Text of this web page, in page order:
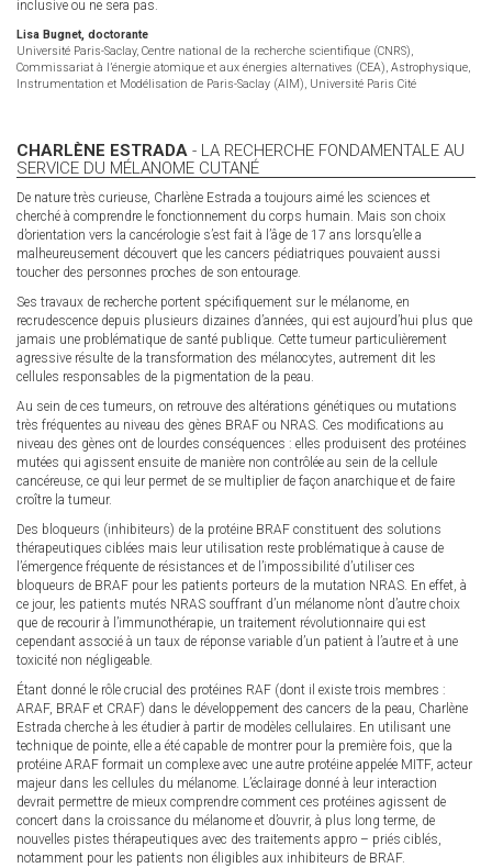
inclusive ou ne sera pas.
Lisa Bugnet, doctorante
Université Paris-Saclay, Centre national de la recherche scientifique (CNRS),
Commissariat à l’énergie atomique et aux énergies alternatives (CEA), Astrophysique,
Instrumentation et Modélisation de Paris-Saclay (AIM), Université Paris Cité
CHARLÈNE ESTRADA - LA RECHERCHE FONDAMENTALE AU
SERVICE DU MÉLANOME CUTANÉ
De nature très curieuse, Charlène Estrada a toujours aimé les sciences et
cherché à comprendre le fonctionnement du corps humain. Mais son choix
d’orientation vers la cancérologie s’est fait à l’âge de 17 ans lorsqu’elle a
malheureusement découvert que les cancers pédiatriques pouvaient aussi
toucher des personnes proches de son entourage.
Ses travaux de recherche portent spécifiquement sur le mélanome, en
recrudescence depuis plusieurs dizaines d’années, qui est aujourd’hui plus que
jamais une problématique de santé publique. Cette tumeur particulièrement
agressive résulte de la transformation des mélanocytes, autrement dit les
cellules responsables de la pigmentation de la peau.
Au sein de ces tumeurs, on retrouve des altérations génétiques ou mutations
très fréquentes au niveau des gènes BRAF ou NRAS. Ces modifications au
niveau des gènes ont de lourdes conséquences : elles produisent des protéines
mutées qui agissent ensuite de manière non contrôlée au sein de la cellule
cancéreuse, ce qui leur permet de se multiplier de façon anarchique et de faire
croître la tumeur.
Des bloqueurs (inhibiteurs) de la protéine BRAF constituent des solutions
thérapeutiques ciblées mais leur utilisation reste problématique à cause de
l’émergence fréquente de résistances et de l’impossibilité d’utiliser ces
bloqueurs de BRAF pour les patients porteurs de la mutation NRAS. En effet, à
ce jour, les patients mutés NRAS souffrant d’un mélanome n’ont d’autre choix
que de recourir à l’immunothérapie, un traitement révolutionnaire qui est
cependant associé à un taux de réponse variable d’un patient à l’autre et à une
toxicité non négligeable.
Étant donné le rôle crucial des protéines RAF (dont il existe trois membres :
ARAF, BRAF et CRAF) dans le développement des cancers de la peau, Charlène
Estrada cherche à les étudier à partir de modèles cellulaires. En utilisant une
technique de pointe, elle a été capable de montrer pour la première fois, que la
protéine ARAF formait un complexe avec une autre protéine appelée MITF, acteur
majeur dans les cellules du mélanome. L’éclairage donné à leur interaction
devrait permettre de mieux comprendre comment ces protéines agissent de
concert dans la croissance du mélanome et d’ouvrir, à plus long terme, de
nouvelles pistes thérapeutiques avec des traitements appro – priés ciblés,
notamment pour les patients non éligibles aux inhibiteurs de BRAF.